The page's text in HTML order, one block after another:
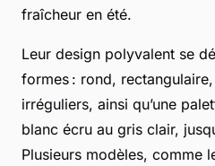
fraîcheur en été.
Leur design polyvalent se
formes : rond,
irréguliers, ainsi qu’une
blanc écru au gris clair,
Plusieurs modèles, comme